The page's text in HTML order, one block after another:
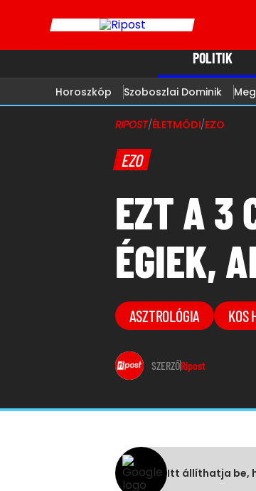
POLITIK
Horoszkóp Szoboszlai Dominik
RIPOST/ÉLETMÓDI/EZO
EZO
EZT A 3
ÉGIEK,
ASZTROLÓGIA KOS
SZERZŐRipost
Itt állíthatja be,